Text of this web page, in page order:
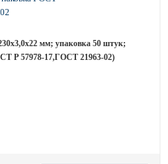
мм; упаковка 50 штук;
Р 57978-17,ГОСТ 21963-02)